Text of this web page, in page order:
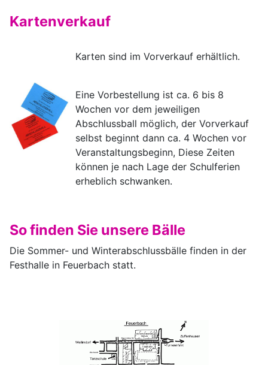
Kartenverkauf
Karten sind im Vorverkauf erhältlich.
Eine Vorbestellung ist ca. 6 bis 8
Wochen vor dem jeweiligen
Abschlussball möglich, der Vorverkauf
selbst beginnt dann ca. 4 Wochen vor
Veranstaltungsbeginn, Diese Zeiten
können je nach Lage der Schulferien
erheblich schwanken.
So finden Sie unsere Bälle
Die Sommer- und Winterabschlussbälle finden in der
Festhalle in Feuerbach statt.